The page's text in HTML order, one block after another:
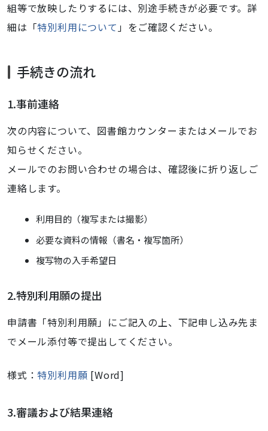
組等で放映したりするには、別途手続きが必要です。詳
細は「特別利用について」をご確認ください。
手続きの流れ
1.事前連絡
次の内容について、図書館カウンターまたはメールでお
知らせください。
メールでのお問い合わせの場合は、確認後に折り返しご
連絡します。
利用目的（複写または撮影）
必要な資料の情報（書名・複写箇所）
複写物の入手希望日
2.特別利用願の提出
申請書「特別利用願」にご記入の上、下記申し込み先ま
でメール添付等で提出してください。
様式： 特別利用願 [Word]
3.審議および結果連絡